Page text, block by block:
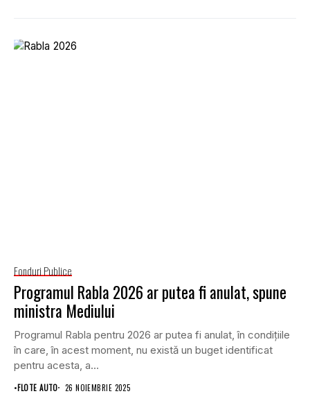
Fonduri Publice
Programul Rabla 2026 ar putea fi anulat, spune
ministra Mediului
Programul Rabla pentru 2026 ar putea fi anulat, în condițiile
în care, în acest moment, nu există un buget identificat
pentru acesta, a...
•FLOTE AUTO 26 NOIEMBRIE 2025